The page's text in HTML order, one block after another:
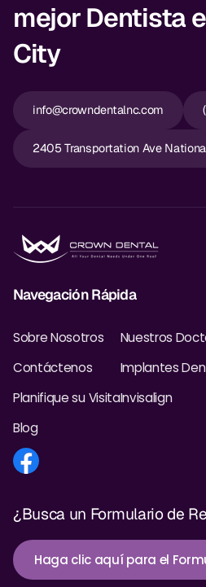
mejor Dentista
City
info@crowndentalnc.com
2405 Transportation Ave
Navegación Rápida
Sobre Nosotros
Contáctenos
Planifique su Visita
Blog
Nuestros
Implantes
Invisalign
¿Busca un Formulario de
Haga clic aquí para el